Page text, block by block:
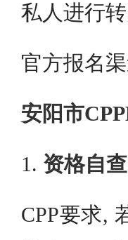
私人进行转
官方报名
安阳市
1. 资格自查
CPP要求,